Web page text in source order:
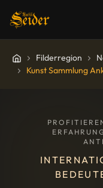
Filderregion
Kunst Sammlung